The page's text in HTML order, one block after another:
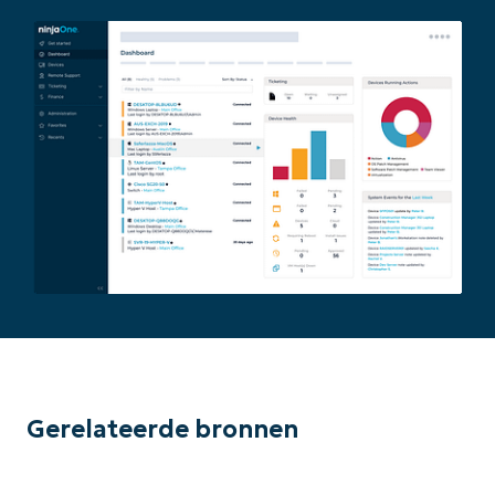
Gerelateerde bronnen